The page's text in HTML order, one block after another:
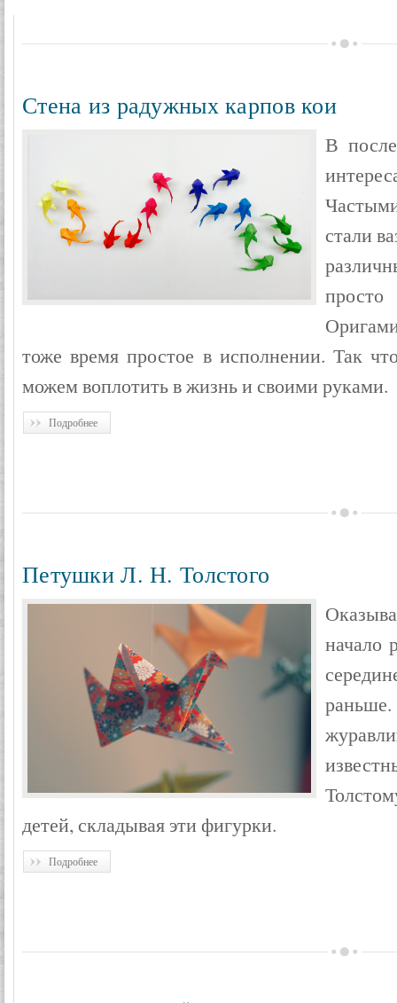
Стена из радужных карпов кои
В
стали
тоже время простое в исполнении. Так
можем воплотить в жизнь и своими руками.
Подробнее
Петушки Л. Н. Толстого
начало
детей, складывая эти фигурки.
Подробнее